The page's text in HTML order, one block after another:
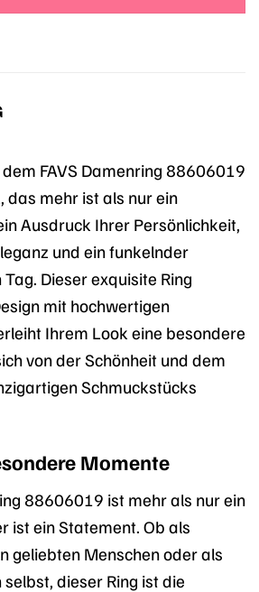
FAVS Damenring 88606019
das mehr ist als nur ein
Ausdruck Ihrer Persönlichkeit,
und ein funkelnder
Dieser exquisite Ring
mit hochwertigen
Ihrem Look eine besondere
von der Schönheit und dem
Schmuckstücks
Momente
88606019 ist mehr als nur ein
ist ein Statement. Ob als
geliebten Menschen oder als
dieser Ring ist die